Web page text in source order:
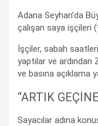
Adana Seyhan’da
çalışan saya işçileri
İşçiler, sabah
yaptılar ve ardından
ve basına açıklama
“ARTIK
Sayacılar adına